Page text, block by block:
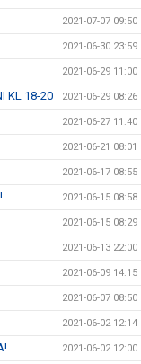
2021-07-07 09:50
2021-06-30 23:59
2021-06-29 11:00
KL 18-20 2021-06-29 08:26
2021-06-27 11:40
2021-06-21 08:01
2021-06-17 08:55
2021-06-15 08:58
2021-06-15 08:29
2021-06-13 22:00
2021-06-09 14:15
2021-06-07 08:50
2021-06-02 12:14
2021-06-02 12:00